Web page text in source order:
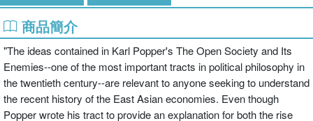
商品簡介
"The ideas contained in Karl Popper's The Open Society and Its
Enemies--one of the most important tracts in political philosophy in
the twentieth century--are relevant to anyone seeking to understand
the recent history of the East Asian economies. Even though
Popper wrote his tract to provide an explanation for both the rise